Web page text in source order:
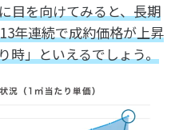
目を向けてみると、長期
年連続で成約価格が上昇
時」といえるでしょう。